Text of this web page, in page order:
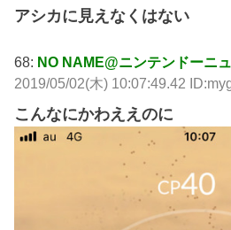
アシカに見えなくはない
68: NO NAME@ニンテンドーニ
2019/05/02(木) 10:07:49.42
こんなにかわええのに